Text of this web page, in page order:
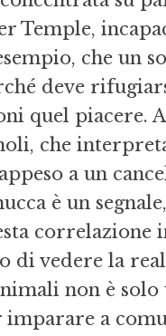
Temple,
che un
deve
quel piacere.
che
a un
è un
correlazione
di vedere la
non è solo
a